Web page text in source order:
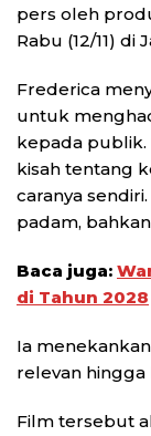
pers oleh
Rabu (12/11) di
Frederica
untuk
kepada publik.
kisah tentang
caranya
padam,
Baca juga:
di Tahun 2028
Ia
relevan hingga
Film tersebut